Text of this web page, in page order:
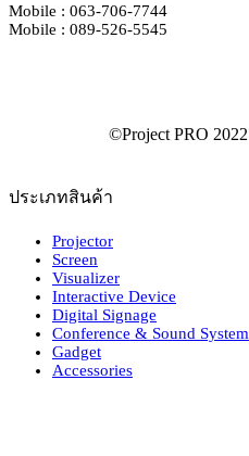
Mobile : 063-706-7744
Mobile : 089-526-5545
ประเภทสินค้า
Projector
Screen
Visualizer
Interactive Device
Digital Signage
Conference & Sound System
Gadget
Accessories